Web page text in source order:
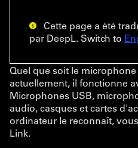
Cette page a été
par DeepL. Switch to
Quel que soit le
actuellement, il fonctionne
Microphones USB,
audio, casques et cartes
ordinateur le reconnaît,
Link.